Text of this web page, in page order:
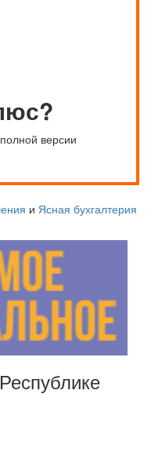
версии
и Ясная бухгалтерия